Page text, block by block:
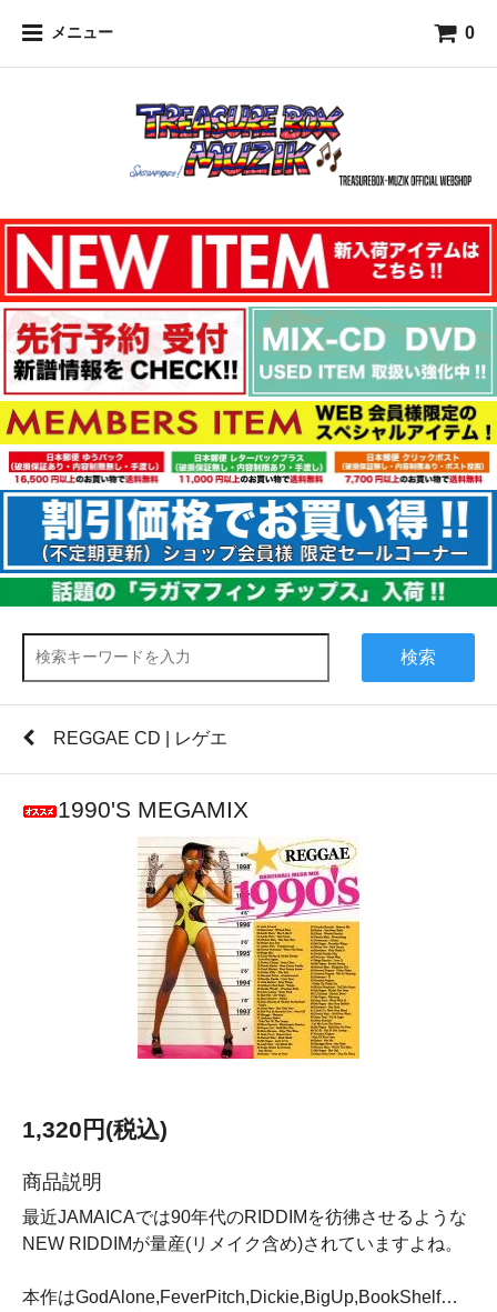
メニュー 0
検索
REGGAE CD | レゲエ
1990'S MEGAMIX
1,320円(税込)
商品説明
最近JAMAICAでは90年代のRIDDIMを彷彿させるような
NEW RIDDIMが量産(リメイク含め)されていますよね。
本作はGodAlone,FeverPitch,Dickie,BigUp,BookShelf…